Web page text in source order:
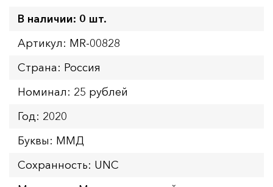
В наличии: 0 шт.
Артикул: MR-00828
Страна: Россия
Номинал: 25 рублей
Год: 2020
Буквы: ММД
Сохранность: UNC